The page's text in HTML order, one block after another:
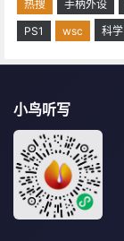
热搜 手柄外设
PS1
wsc 科学
小鸟听写